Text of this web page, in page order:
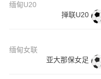
缅甸U20
掸联U20
缅甸女联
亚大那保女足